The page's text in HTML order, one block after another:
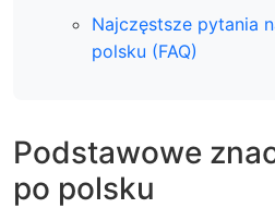
Najczęstsze pytania
polsku (FAQ)
Podstawowe
po polsku